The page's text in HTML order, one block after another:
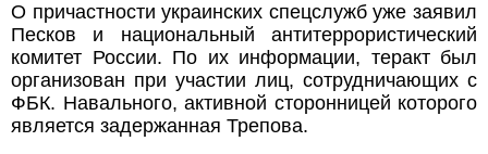
О причастности украинских спецслужб уже заявил
Песков и национальный антитеррористический
комитет России. По их информации, теракт был
организован при участии лиц, сотрудничающих с
ФБК. Навального, активной сторонницей которого
является задержанная Трепова.